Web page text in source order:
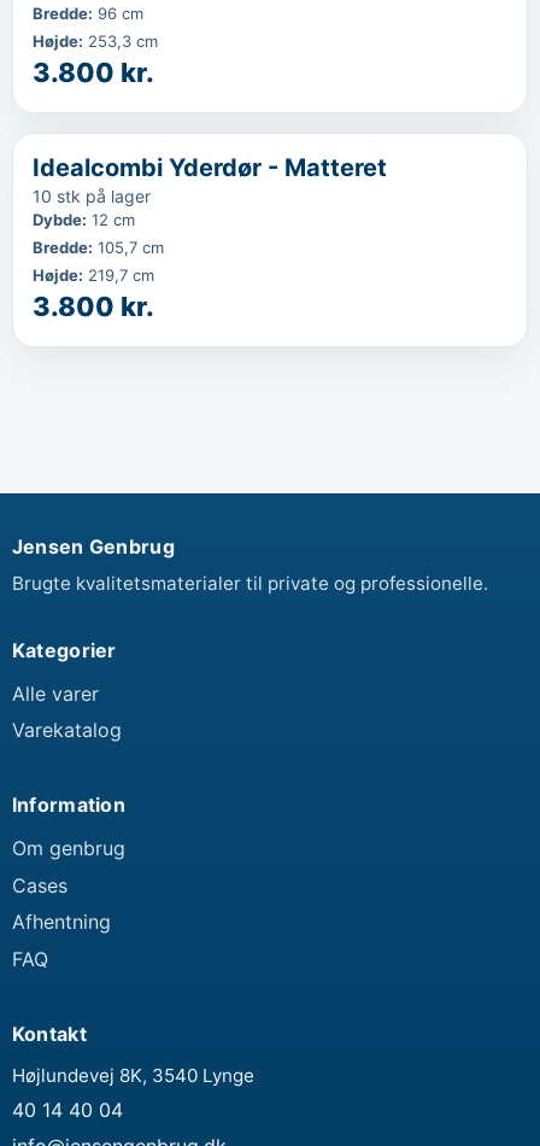
Bredde: 96 cm
Højde: 253,3 cm
3.800 kr.
‹
Idealcombi Yderdør - Matteret
10 stk på lager
Dybde: 12 cm
Bredde: 105,7 cm
Højde: 219,7 cm
3.800 kr.
Jensen Genbrug
Brugte kvalitetsmaterialer til private og professionelle.
Kategorier
Alle varer
Varekatalog
Information
Om genbrug
Cases
Afhentning
FAQ
Kontakt
Højlundevej 8K, 3540 Lynge
40 14 40 04